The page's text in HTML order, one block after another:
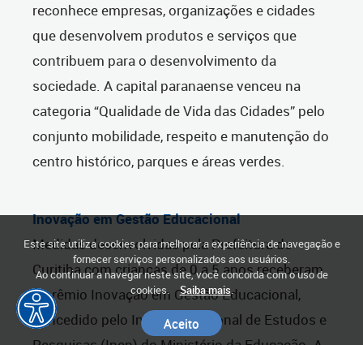
reconhece empresas, organizações e cidades
que desenvolvem produtos e serviços que
contribuem para o desenvolvimento da
sociedade. A capital paranaense venceu na
categoria “Qualidade de Vida das Cidades” pelo
conjunto mobilidade, respeito e manutenção do
centro histórico, parques e áreas verdes.
Inovação em Gestão Educacional
Medidas desenvolvidas pela Prefeitura de
Curitiba com crianças de 0 a 5 anos receberam
o prêmio Inovação em Gestão Educacional,
concedido pelo Instituto Nacional de Estudos e
Este site utiliza cookies para melhorar a experiência de navegação e
fornecer serviços personalizados aos usuários.
Ao continuar a navegar neste site, você concorda com o uso de
cookies.
Saiba mais.
Aceito